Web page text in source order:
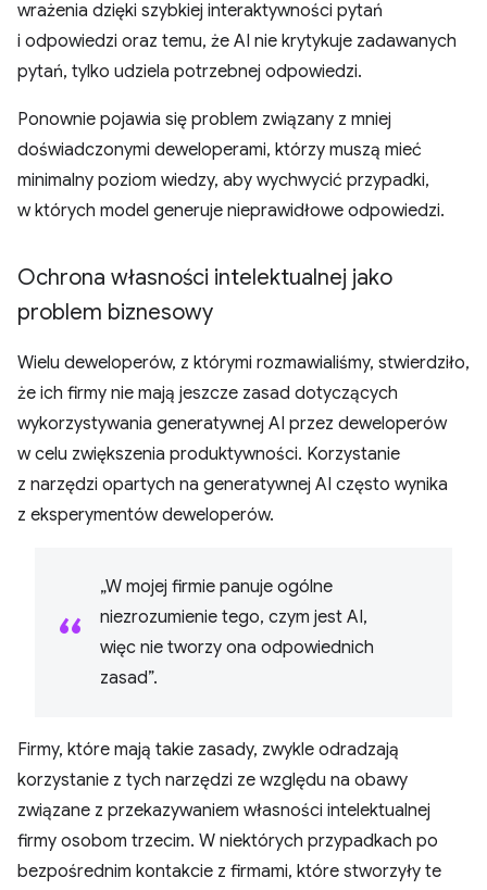
wrażenia dzięki szybkiej interaktywności pytań
i odpowiedzi oraz temu, że AI nie krytykuje zadawanych
pytań, tylko udziela potrzebnej odpowiedzi.
Ponownie pojawia się problem związany z mniej
doświadczonymi deweloperami, którzy muszą mieć
minimalny poziom wiedzy, aby wychwycić przypadki,
w których model generuje nieprawidłowe odpowiedzi.
Ochrona własności intelektualnej jako
problem biznesowy
Wielu deweloperów, z którymi rozmawialiśmy, stwierdziło,
że ich firmy nie mają jeszcze zasad dotyczących
wykorzystywania generatywnej AI przez deweloperów
w celu zwiększenia produktywności. Korzystanie
z narzędzi opartych na generatywnej AI często wynika
z eksperymentów deweloperów.
„W mojej firmie panuje ogólne
niezrozumienie tego, czym jest AI,
więc nie tworzy ona odpowiednich
zasad”.
Firmy, które mają takie zasady, zwykle odradzają
korzystanie z tych narzędzi ze względu na obawy
związane z przekazywaniem własności intelektualnej
firmy osobom trzecim. W niektórych przypadkach po
bezpośrednim kontakcie z firmami, które stworzyły te